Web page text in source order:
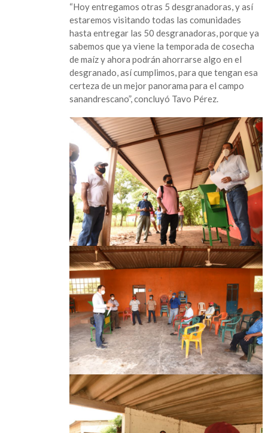
“Hoy entregamos otras 5 desgranadoras, y así
estaremos visitando todas las comunidades
hasta entregar las 50 desgranadoras, porque ya
sabemos que ya viene la temporada de cosecha
de maíz y ahora podrán ahorrarse algo en el
desgranado, así cumplimos, para que tengan esa
certeza de un mejor panorama para el campo
sanandrescano”, concluyó Tavo Pérez.